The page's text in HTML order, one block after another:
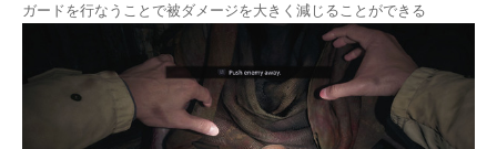
ガードを行なうことで被ダメージを大きく減じることができる